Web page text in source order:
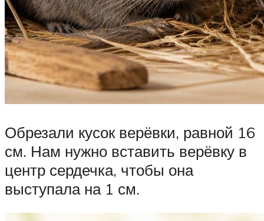
Обрезали кусок верёвки, равной 16
см. Нам нужно вставить верёвку в
центр сердечка, чтобы она
выступала на 1 см.